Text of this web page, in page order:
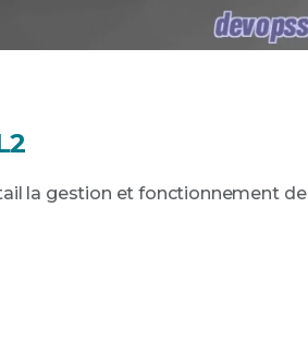
la gestion et fonctionnement de